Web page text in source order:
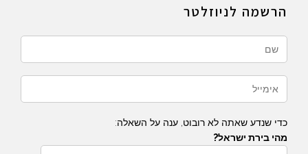
הרשמה לניוזלטר
כדי שנדע שאתה לא רובוט, ענה על השאלה:
מהי בירת ישראל?